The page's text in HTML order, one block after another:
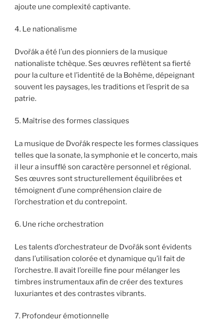
ajoute une complexité captivante.
4. Le nationalisme
Dvořák a été l’un des pionniers de la musique
nationaliste tchèque. Ses œuvres reflètent sa fierté
pour la culture et l’identité de la Bohême, dépeignant
souvent les paysages, les traditions et l’esprit de sa
patrie.
5. Maîtrise des formes classiques
La musique de Dvořák respecte les formes classiques
telles que la sonate, la symphonie et le concerto, mais
il leur a insufflé son caractère personnel et régional.
Ses œuvres sont structurellement équilibrées et
témoignent d’une compréhension claire de
l’orchestration et du contrepoint.
6. Une riche orchestration
Les talents d’orchestrateur de Dvořák sont évidents
dans l’utilisation colorée et dynamique qu’il fait de
l’orchestre. Il avait l’oreille fine pour mélanger les
timbres instrumentaux afin de créer des textures
luxuriantes et des contrastes vibrants.
7. Profondeur émotionnelle